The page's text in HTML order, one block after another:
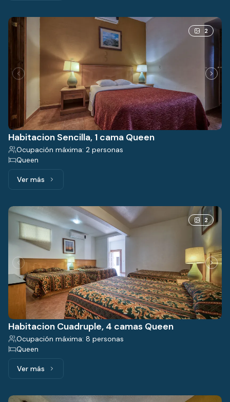
2
Habitacion Sencilla, 1 cama Queen
Ocupación máxima: 2 personas
Queen
Ver másVer más: Habitacion Sencilla, 1 cama Queen
2
Habitacion Cuadruple, 4 camas Queen
Ocupación máxima: 8 personas
Queen
Ver másVer más: Habitacion Cuadruple, 4 camas Queen